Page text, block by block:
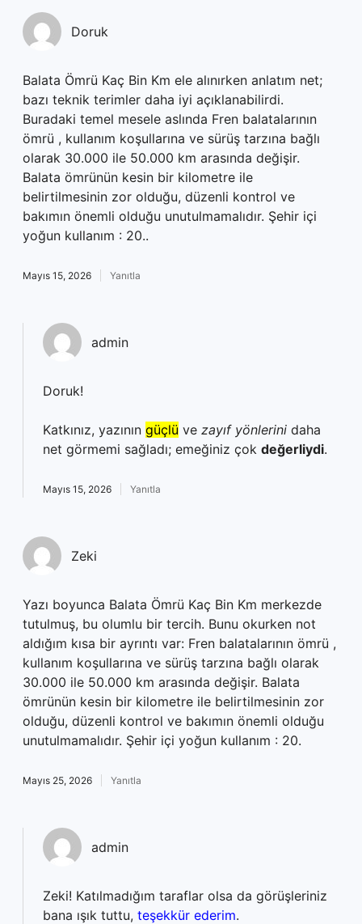
Doruk
Balata Ömrü Kaç Bin Km ele alınırken anlatım net;
bazı teknik terimler daha iyi açıklanabilirdi.
Buradaki temel mesele aslında Fren balatalarının
ömrü , kullanım koşullarına ve sürüş tarzına bağlı
olarak 30.000 ile 50.000 km arasında değişir.
Balata ömrünün kesin bir kilometre ile
belirtilmesinin zor olduğu, düzenli kontrol ve
bakımın önemli olduğu unutulmamalıdır. Şehir içi
yoğun kullanım : 20..
Mayıs 15, 2026 Yanıtla
admin
Doruk!
Katkınız, yazının güçlü ve zayıf yönlerini daha
net görmemi sağladı; emeğiniz çok değerliydi.
Mayıs 15, 2026 Yanıtla
Zeki
Yazı boyunca Balata Ömrü Kaç Bin Km merkezde
tutulmuş, bu olumlu bir tercih. Bunu okurken not
aldığım kısa bir ayrıntı var: Fren balatalarının ömrü ,
kullanım koşullarına ve sürüş tarzına bağlı olarak
30.000 ile 50.000 km arasında değişir. Balata
ömrünün kesin bir kilometre ile belirtilmesinin zor
olduğu, düzenli kontrol ve bakımın önemli olduğu
unutulmamalıdır. Şehir içi yoğun kullanım : 20.
Mayıs 25, 2026 Yanıtla
admin
Zeki! Katılmadığım taraflar olsa da görüşleriniz
bana ışık tuttu, teşekkür ederim.